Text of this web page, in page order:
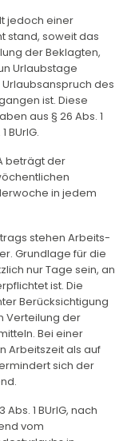
jedoch einer
stand, soweit das
der Beklagten,
Urlaubstage
des
ist. Diese
aus § 26 Abs. 1
BUrlG.
beträgt der
in jedem
stehen Arbeits-
Grundlage für die
nur Tage sein, an
ist. Die
Berücksichtigung
Verteilung der
Bei einer
Arbeitszeit als auf
sich der
1 BUrlG, nach
vom